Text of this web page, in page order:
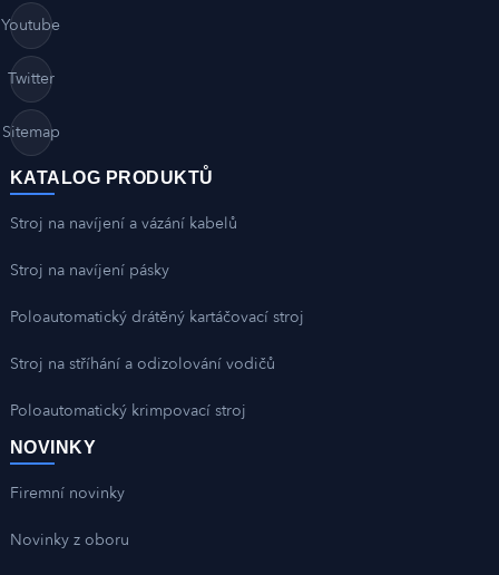
Youtube
Twitter
Sitemap
KATALOG PRODUKTŮ
Stroj na navíjení a vázání kabelů
Stroj na navíjení pásky
Poloautomatický drátěný kartáčovací stroj
Stroj na stříhání a odizolování vodičů
Poloautomatický krimpovací stroj
NOVINKY
Firemní novinky
Novinky z oboru